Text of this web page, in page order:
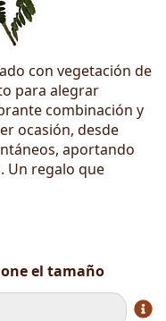
con vegetación de
para alegrar
combinación y
ocasión, desde
aportando
Un regalo que
el tamaño